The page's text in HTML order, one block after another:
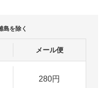
島を除く
メール便
280円